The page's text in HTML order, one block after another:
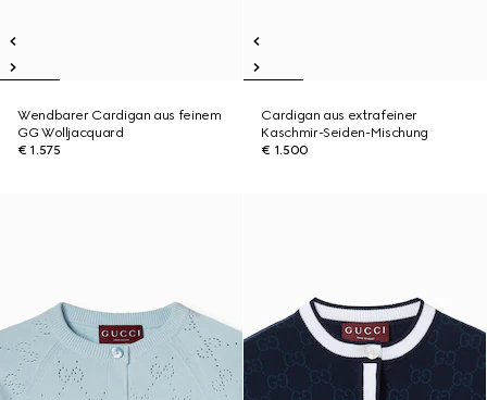
Wendbarer Cardigan aus feinem
GG Wolljacquard
€ 1.575
Cardigan aus extrafeiner
Kaschmir-Seiden-Mischung
€ 1.500